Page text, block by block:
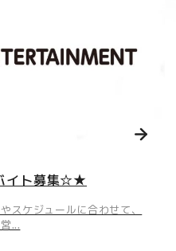
イト募集☆★
スケジュールに合わせて、
...